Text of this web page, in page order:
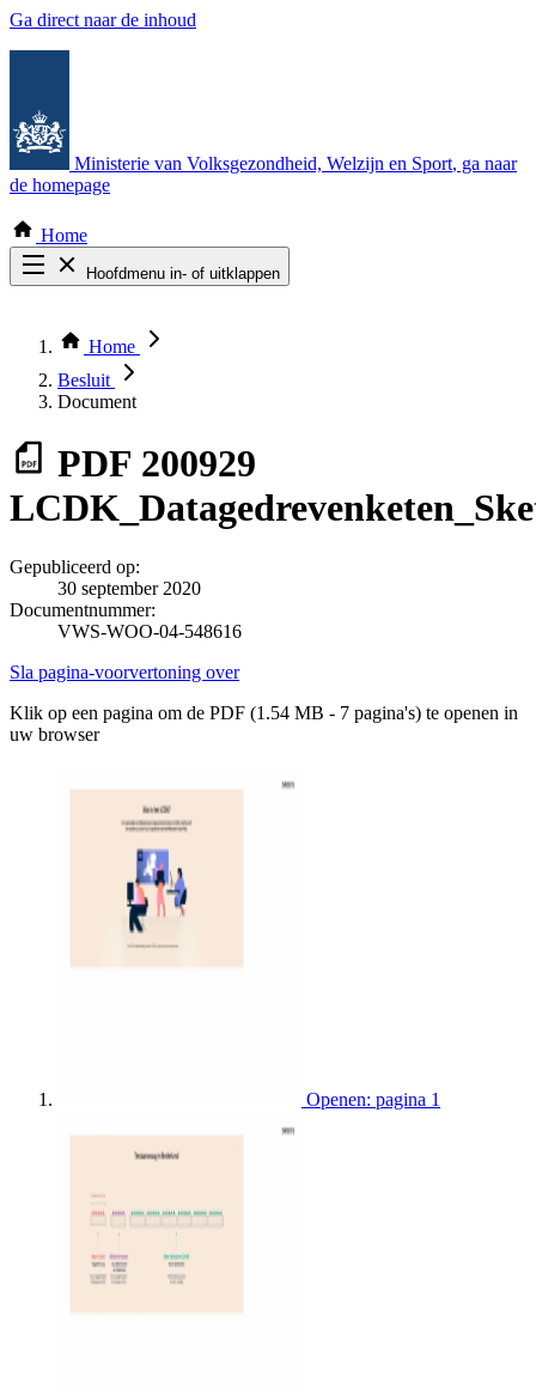
Ga direct naar de inhoud
Ministerie van Volksgezondheid, Welzijn en Sport, ga naar
de homepage
Home
Hoofdmenu in- of uitklappen
Thema COVID-19
Bekijk per bestuursorgaan
Home
Besluit
Document
PDF 200929
Gepubliceerd op:
30 september 2020
Documentnummer:
VWS-WOO-04-548616
Sla pagina-voorvertoning over
Klik op een pagina om de PDF (1.54 MB - 7 pagina's) te openen in
uw browser
Openen: pagina 1